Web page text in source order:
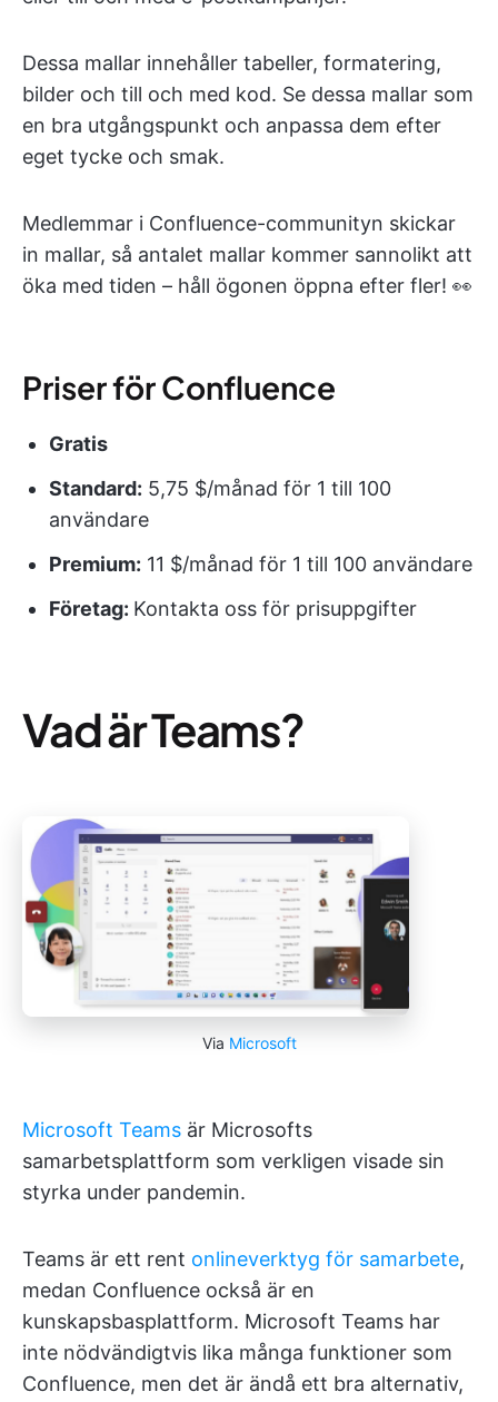
Dessa mallar innehåller tabeller, formatering,
bilder och till och med kod. Se dessa mallar som
en bra utgångspunkt och anpassa dem efter
eget tycke och smak.
Medlemmar i Confluence-communityn skickar
in mallar, så antalet mallar kommer sannolikt att
öka med tiden – håll ögonen öppna efter fler! 👀
Priser för Confluence
Gratis
Standard: 5,75 $/månad för 1 till 100
användare
Premium: 11 $/månad för 1 till 100 användare
Företag: Kontakta oss för prisuppgifter
Vad är Teams?
Via Microsoft
Microsoft Teams är Microsofts
samarbetsplattform som verkligen visade sin
styrka under pandemin.
Teams är ett rent onlineverktyg för samarbete,
medan Confluence också är en
kunskapsbasplattform. Microsoft Teams har
inte nödvändigtvis lika många funktioner som
Confluence, men det är ändå ett bra alternativ,